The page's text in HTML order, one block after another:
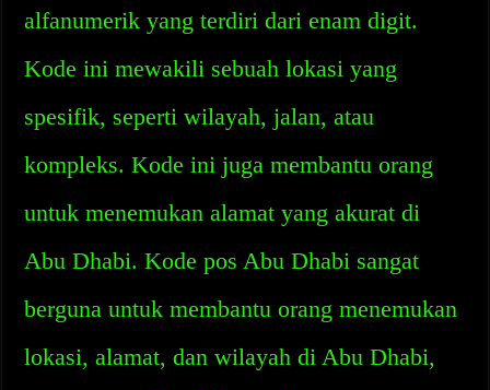
alfanumerik yang terdiri dari enam digit.
Kode ini mewakili sebuah lokasi yang
spesifik, seperti wilayah, jalan, atau
kompleks. Kode ini juga membantu orang
untuk menemukan alamat yang akurat di
Abu Dhabi. Kode pos Abu Dhabi sangat
berguna untuk membantu orang menemukan
lokasi, alamat, dan wilayah di Abu Dhabi,